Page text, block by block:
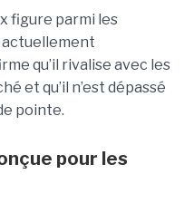
figure parmi les
actuellement
qu’il rivalise avec les
et qu’il n’est dépassé
pointe.
pour les